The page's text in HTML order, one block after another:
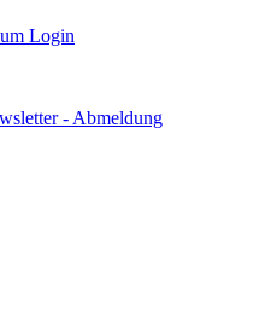
Login
- Abmeldung